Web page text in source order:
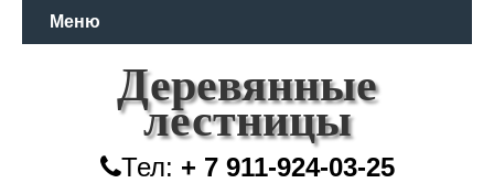
Меню
Деревянные
лестницы
Тел: + 7 911-924-03-25